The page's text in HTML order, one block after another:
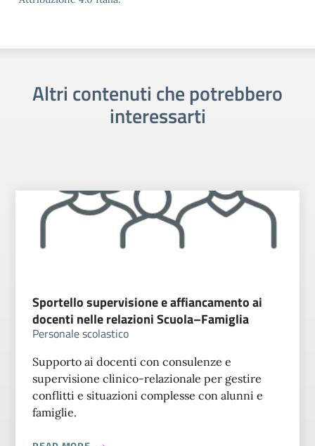
Altri contenuti che potrebbero
interessarti
Sportello supervisione e affiancamento ai
docenti nelle relazioni Scuola–Famiglia
Personale scolastico
Supporto ai docenti con consulenze e
supervisione clinico-relazionale per gestire
conflitti e situazioni complesse con alunni e
famiglie.